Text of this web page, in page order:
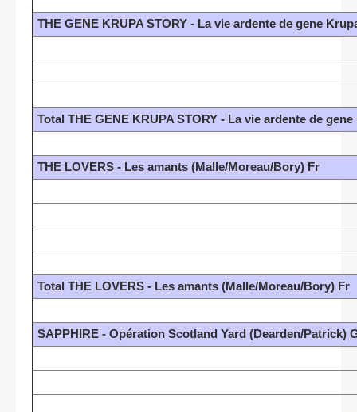
THE GENE KRUPA STORY - La vie ardente de gene
Total THE GENE KRUPA STORY - La vie ardente de
THE LOVERS - Les amants (Malle/Moreau/Bory) Fr
Total THE LOVERS - Les amants (Malle/Moreau/Bory) Fr
SAPPHIRE - Opération Scotland Yard (Dearden/Patrick)